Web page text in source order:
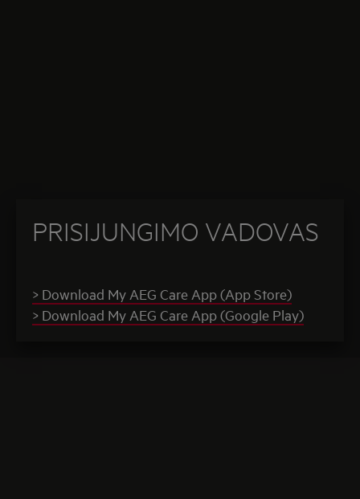
PRISIJUNGIMO VADOVAS
> Download My AEG Care App (App Store)
> Download My AEG Care App (Google Play)